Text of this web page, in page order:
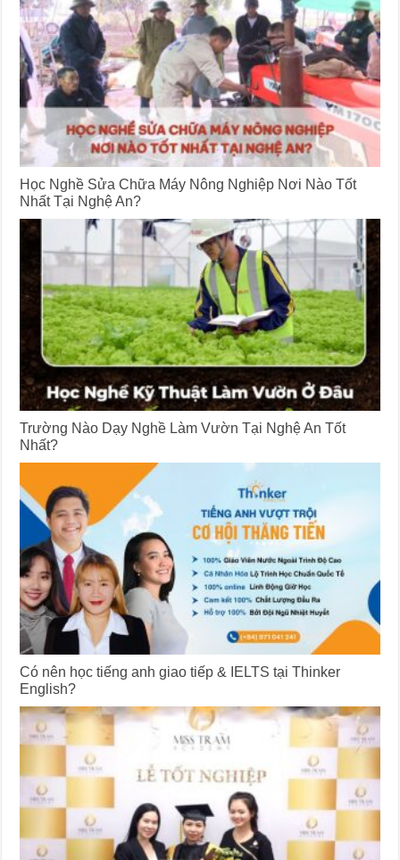
Học Nghề Sửa Chữa Máy Nông Nghiệp Nơi Nào Tốt
Nhất Tại Nghệ An?
Trường Nào Dạy Nghề Làm Vườn Tại Nghệ An Tốt
Nhất?
Có nên học tiếng anh giao tiếp & IELTS tại Thinker
English?